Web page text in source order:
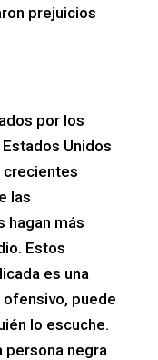
prejuicios
por los
Unidos
crecientes
las
hagan más
Estos
es una
ofensivo, puede
lo escuche.
persona negra